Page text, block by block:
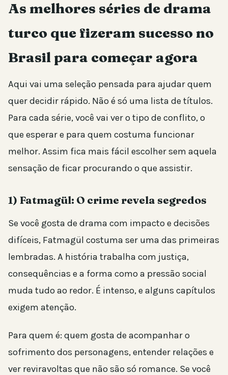
As melhores séries de drama
turco que fizeram sucesso no
Brasil para começar agora
Aqui vai uma seleção pensada para ajudar quem
quer decidir rápido. Não é só uma lista de títulos.
Para cada série, você vai ver o tipo de conflito, o
que esperar e para quem costuma funcionar
melhor. Assim fica mais fácil escolher sem aquela
sensação de ficar procurando o que assistir.
1) Fatmagül: O crime revela segredos
Se você gosta de drama com impacto e decisões
difíceis, Fatmagül costuma ser uma das primeiras
lembradas. A história trabalha com justiça,
consequências e a forma como a pressão social
muda tudo ao redor. É intenso, e alguns capítulos
exigem atenção.
Para quem é: quem gosta de acompanhar o
sofrimento dos personagens, entender relações e
ver reviravoltas que não são só romance. Se você